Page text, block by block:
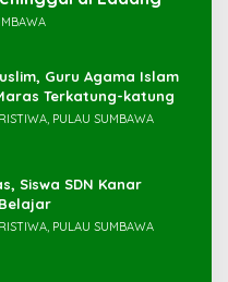
Guru Agama Islam
di SDN Sampar Maras Terkatung-katung ‎
PULAU SUMBAWA
Siswa SDN Kanar
PULAU SUMBAWA